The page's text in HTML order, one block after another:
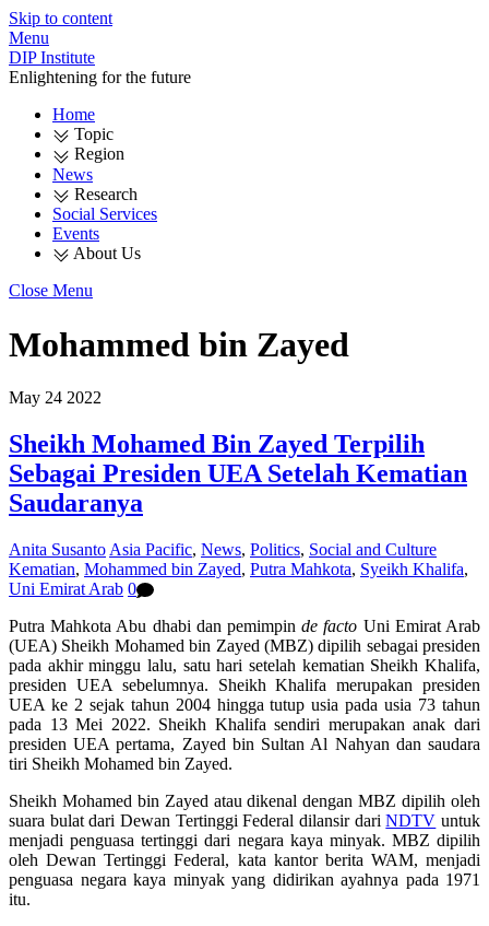
Skip to content
Menu
DIP Institute
Enlightening for the future
Home
Topic
Region
News
Research
Social Services
Events
About Us
Close Menu
Mohammed bin Zayed
May 24 2022
Sheikh Mohamed Bin Zayed Terpilih
Sebagai Presiden UEA Setelah Kematian
Saudaranya
Anita Susanto Asia Pacific, News, Politics, Social and Culture
Kematian, Mohammed bin Zayed, Putra Mahkota, Syeikh Khalifa,
Uni Emirat Arab 0
Putra Mahkota Abu dhabi dan pemimpinde facto Uni Emirat Arab
(UEA) Sheikh Mohamed bin Zayed (MBZ) dipilih sebagai presiden
pada akhir minggu lalu, satu hari setelah kematian Sheikh Khalifa,
presiden UEA sebelumnya. Sheikh Khalifa merupakan presiden
UEA ke 2 sejak tahun 2004 hingga tutup usia pada usia 73 tahun
pada 13 Mei 2022. Sheikh Khalifa sendiri merupakan anak dari
presiden UEA pertama, Zayed bin Sultan Al Nahyan dan saudara
tiri Sheikh Mohamed bin Zayed.
Sheikh Mohamed bin Zayed atau dikenal dengan MBZ dipilih oleh
suara bulat dari Dewan Tertinggi Federal dilansir dariNDTV untuk
menjadi penguasa tertinggi dari negara kaya minyak. MBZ dipilih
oleh Dewan Tertinggi Federal, kata kantor berita WAM, menjadi
penguasa negara kaya minyak yang didirikan ayahnya pada 1971
itu.